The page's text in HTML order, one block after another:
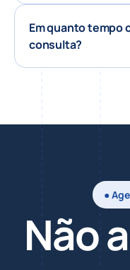
Em quanto tempo
consulta?
●
Não